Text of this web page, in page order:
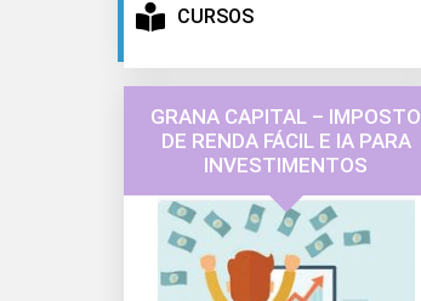
CURSOS
GRANA CAPITAL – IMPOSTO
DE RENDA FÁCIL E IA PARA
INVESTIMENTOS